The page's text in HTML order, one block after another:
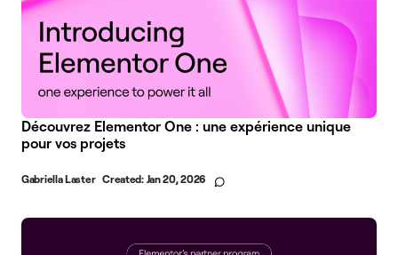
Découvrez Elementor One : une expérience unique
pour vos projets
Gabriella Laster Created: Jan 20, 2026